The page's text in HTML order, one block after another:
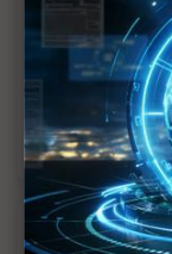
群創營運交棒
董事長
評析：群創董
近７天熱門